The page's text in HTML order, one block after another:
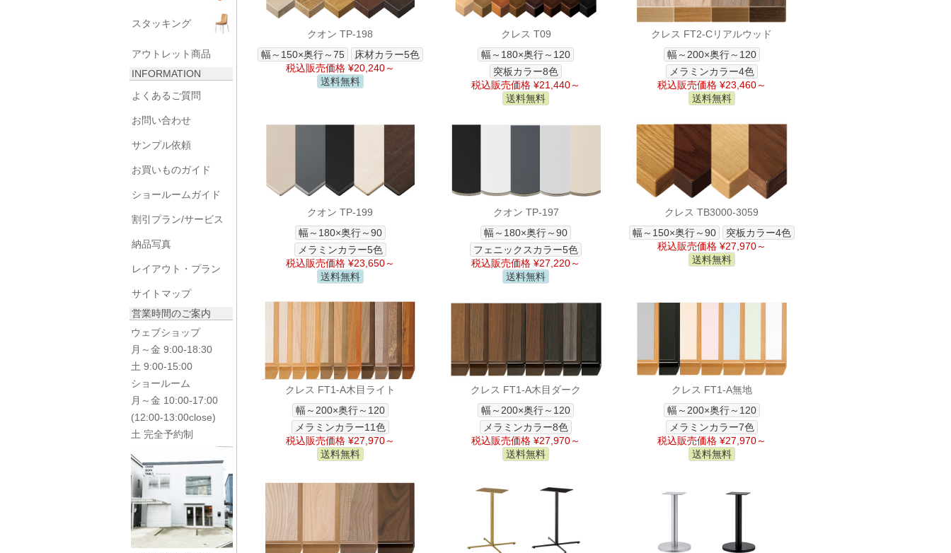
スタッキング
アウトレット商品
INFORMATION
よくあるご質問
お問い合わせ
サンプル依頼
お買いものガイド
ショールームガイド
割引プラン/サービス
納品写真
レイアウト・プラン
サイトマップ
営業時間のご案内
ウェブショップ
月～金 9:00-18:30
土 9:00-15:00
ショールーム
月～金 10:00-17:00
(12:00-13:00close)
土 完全予約制
クオン TP-198
幅～150×奥行～75
床材カラー5色
税込販売価格 ¥20,240～
送料無料
クレス T09
幅～180×奥行～120
突板カラー8色
税込販売価格 ¥21,440～
送料無料
クレス FT2-Cリアルウッド
幅～200×奥行～120
メラミンカラー4色
税込販売価格 ¥23,460～
送料無料
クオン TP-199
幅～180×奥行～90
メラミンカラー5色
税込販売価格 ¥23,650～
送料無料
クオン TP-197
幅～180×奥行～90
フェニックスカラー5色
税込販売価格 ¥27,220～
送料無料
クレス TB3000-3059
幅～150×奥行～90
突板カラー4色
税込販売価格 ¥27,970～
送料無料
クレス FT1-A木目ライト
幅～200×奥行～120
メラミンカラー11色
税込販売価格 ¥27,970～
送料無料
クレス FT1-A木目ダーク
幅～200×奥行～120
メラミンカラー8色
税込販売価格 ¥27,970～
送料無料
クレス FT1-A無地
幅～200×奥行～120
メラミンカラー7色
税込販売価格 ¥27,970～
送料無料